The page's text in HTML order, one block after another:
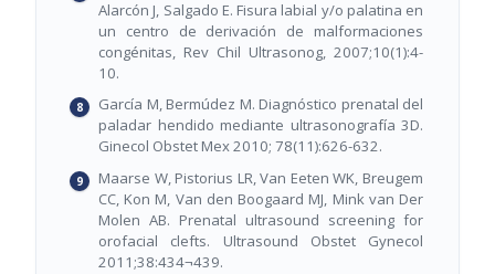
Alarcón J, Salgado E. Fisura labial y/o palatina en
un centro de derivación de malformaciones
congénitas, Rev Chil Ultrasonog, 2007;10(1):4-
10.
García M, Bermúdez M. Diagnóstico prenatal del
paladar hendido mediante ultrasonografía 3D.
Ginecol Obstet Mex 2010; 78(11):626-632.
Maarse W, Pistorius LR, Van Eeten WK, Breugem
CC, Kon M, Van den Boogaard MJ, Mink van Der
Molen AB. Prenatal ultrasound screening for
orofacial clefts. Ultrasound Obstet Gynecol
2011;38:434¬439.